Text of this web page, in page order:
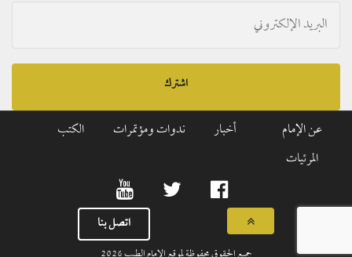
اشترك
عن الإمام أخبار ندوات ومؤتمرات
الكتب
المرئيات
اتصل بنا